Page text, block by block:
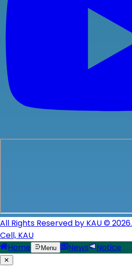
All Rights Reserved by KAU © 2026.
Cell, KAU
Home
Menu News Notice
✕